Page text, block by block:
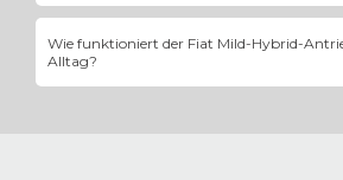
elektrischem Stoffverdeck sowie in der
die eine zusätzliche, gegenläufig öffnende
Beifahrerseite für bequemeren Einstieg
Wie funktioniert der Fiat Mild-Hybrid-
Alltag?